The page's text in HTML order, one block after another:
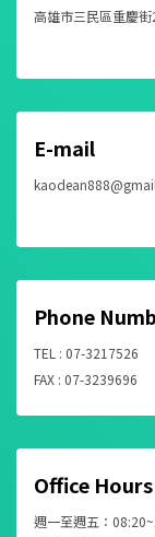
高雄市三民區重慶
E-mail
Phone
TEL : 07-3217526
FAX : 07-3239696
Office Hours
週一至週五：